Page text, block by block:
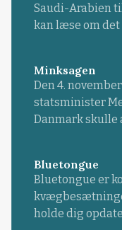
Saudi-Arabien
kan læse om det
Minksagen
Den 4.
statsminister
Danmark skulle
Bluetongue
Bluetongue er
holde dig